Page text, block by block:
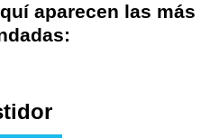
aparecen las más